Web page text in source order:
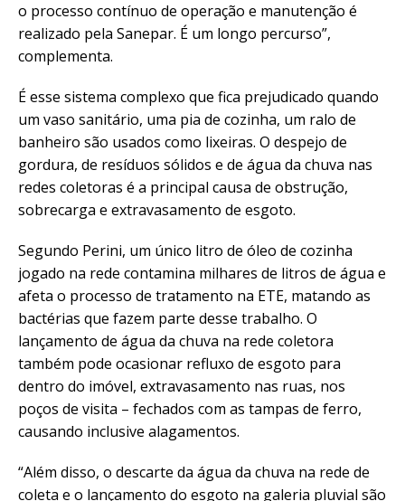
o processo contínuo de operação e manutenção é
realizado pela Sanepar. É um longo percurso”,
complementa.
É esse sistema complexo que fica prejudicado quando
um vaso sanitário, uma pia de cozinha, um ralo de
banheiro são usados como lixeiras. O despejo de
gordura, de resíduos sólidos e de água da chuva nas
redes coletoras é a principal causa de obstrução,
sobrecarga e extravasamento de esgoto.
Segundo Perini, um único litro de óleo de cozinha
jogado na rede contamina milhares de litros de água e
afeta o processo de tratamento na ETE, matando as
bactérias que fazem parte desse trabalho. O
lançamento de água da chuva na rede coletora
também pode ocasionar refluxo de esgoto para
dentro do imóvel, extravasamento nas ruas, nos
poços de visita – fechados com as tampas de ferro,
causando inclusive alagamentos.
“Além disso, o descarte da água da chuva na rede de
coleta e o lançamento do esgoto na galeria pluvial são